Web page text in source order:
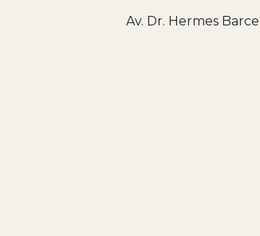
Av. Dr. Hermes